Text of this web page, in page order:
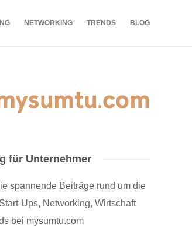
NETWORKING TRENDS BLOG
für Unternehmer
spannende Beiträge rund um die
Ups, Networking, Wirtschaft
bei mysumtu.com